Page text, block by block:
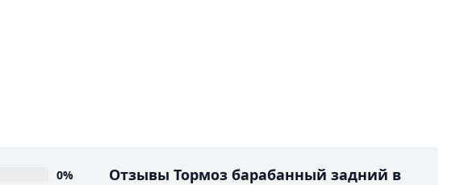
0%
Отзывы Тормоз барабанный задний в